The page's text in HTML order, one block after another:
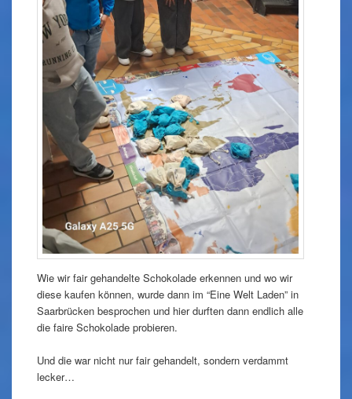
Wie wir fair gehandelte Schokolade erkennen und wo wir
diese kaufen können, wurde dann im “Eine Welt Laden” in
Saarbrücken besprochen und hier durften dann endlich alle
die faire Schokolade probieren.
Und die war nicht nur fair gehandelt, sondern verdammt
lecker…